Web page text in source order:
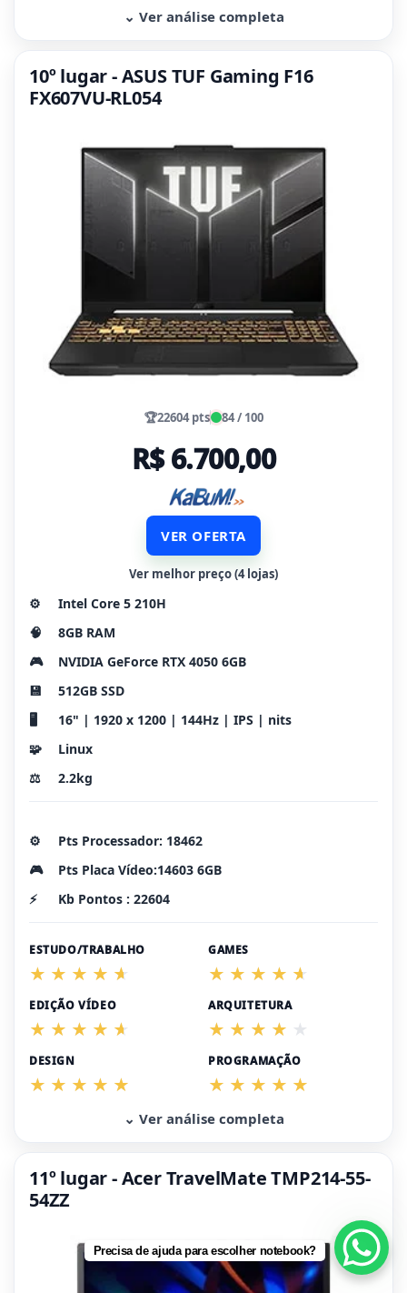
⌄ Ver análise completa
10º lugar - ASUS TUF Gaming F16
FX607VU-RL054
🏆22604 pts 84 / 100
R$ 6.700,00
VER OFERTA
Ver melhor preço (4 lojas)
⚙️
Intel Core 5 210H
🧠
8GB RAM
🎮
NVIDIA GeForce RTX 4050 6GB
💾
512GB SSD
🖥️
16" | 1920 x 1200 | 144Hz | IPS | nits
🧩
Linux
⚖️
2.2kg
⚙️
Pts Processador: 18462
🎮
Pts Placa Vídeo:14603 6GB
⚡
Kb Pontos : 22604
ESTUDO/TRABALHO GAMES
EDIÇÃO VÍDEO ARQUITETURA
DESIGN PROGRAMAÇÃO
⌄ Ver análise completa
11º lugar - Acer TravelMate TMP214-55-
54ZZ
Precisa de ajuda para escolher notebook?